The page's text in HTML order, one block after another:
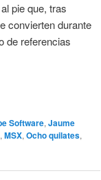
pie que, tras
convierten durante
de referencias
Software, Jaume
, MSX, Ocho quilates,